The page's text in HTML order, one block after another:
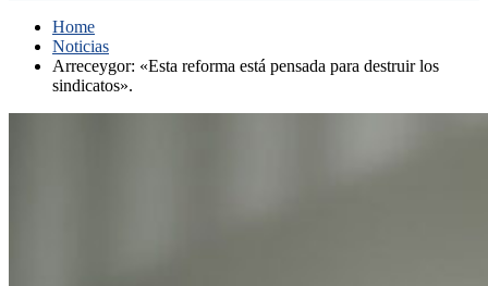
Home
Noticias
Arreceygor: «Esta reforma está pensada para destruir los
sindicatos».